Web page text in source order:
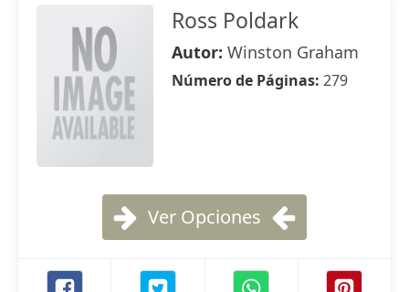
Ross Poldark
Autor: Winston Graham
Número de Páginas: 279
Ver Opciones